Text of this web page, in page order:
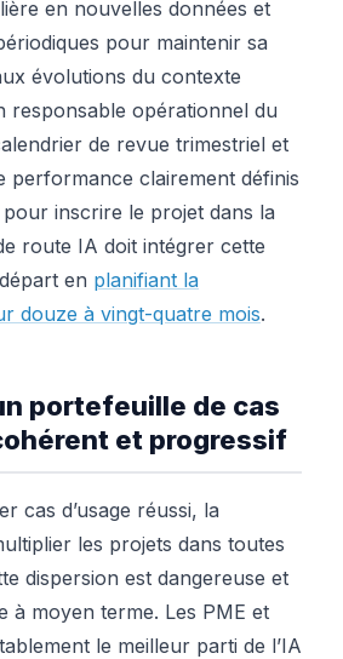
en nouvelles données et
pour maintenir sa
évolutions du contexte
responsable opérationnel du
de revue trimestriel et
performance clairement définis
inscrire le projet dans la
route IA doit intégrer cette
en planifiant la
douze à vingt-quatre mois.
portefeuille de cas
et progressif
cas d’usage réussi, la
les projets dans toutes
dispersion est dangereuse et
à moyen terme. Les PME et
le meilleur parti de l’IA